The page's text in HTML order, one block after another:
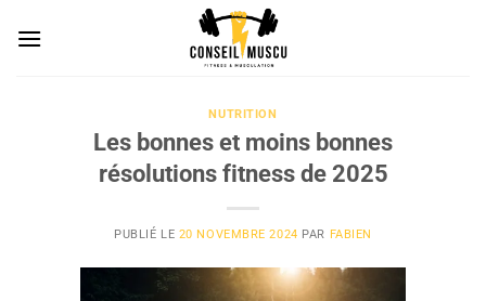
NUTRITION
Les bonnes et moins bonnes
résolutions fitness de 2025
PUBLIÉ LE 20 NOVEMBRE 2024 PAR FABIEN